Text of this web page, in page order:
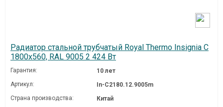
Радиатор стальной трубчатый Royal Thermo Insignia C
1800x560, RAL 9005 2 424 Вт
Гарантия:
10 лет
Артикул:
In-C2180.12.9005m
Страна производства:
Китай